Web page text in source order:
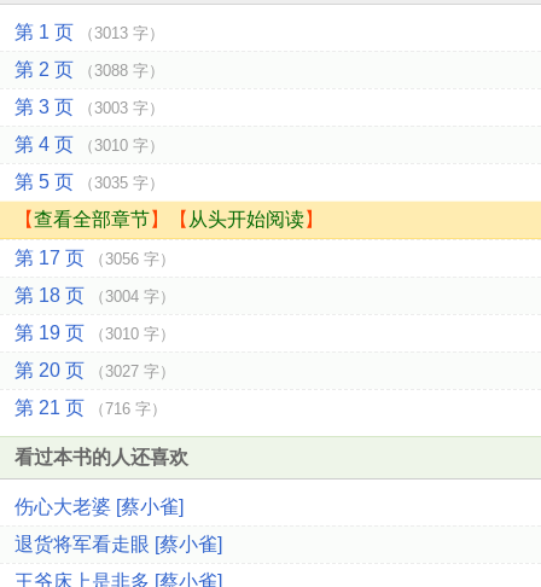
第 1 页 （3013 字）
第 2 页 （3088 字）
第 3 页 （3003 字）
第 4 页 （3010 字）
第 5 页 （3035 字）
【查看全部章节】【 从头开始阅读】
第 17 页
（3056 字）
第 18 页 （3004 字）
第 19 页 （3010 字）
第 20 页 （3027 字）
第 21 页 （716 字）
看过本书的人还喜欢
伤心大老婆 [蔡小雀]
退货将军看走眼 [蔡小雀]
王爷床上是非多 [蔡小雀]